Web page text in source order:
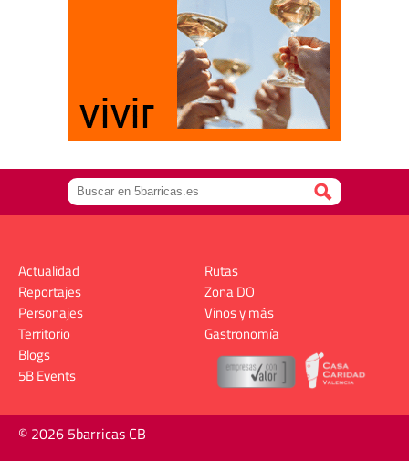
Actualidad
Reportajes
Personajes
Territorio
Rutas
Zona DO
Vinos y más
Gastronomía
Blogs
5B Events
© 2026 5barricas CB